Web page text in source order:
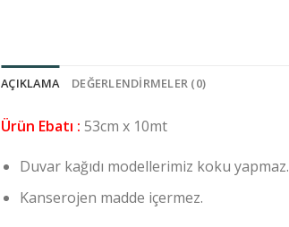
AÇIKLAMA DEĞERLENDIRMELER (0)
Ürün Ebatı : 53cm x 10mt
Duvar kağıdı modellerimiz koku yapmaz.
Kanserojen madde içermez.